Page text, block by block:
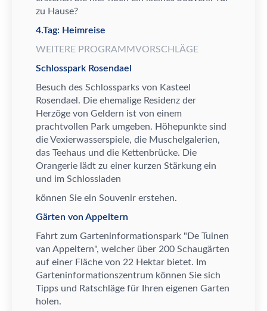
zu Hause?
4.Tag: Heimreise
WEITERE PROGRAMMVORSCHLÄGE
Schlosspark Rosendael
Besuch des Schlossparks von Kasteel
Rosendael. Die ehemalige Residenz der
Herzöge von Geldern ist von einem
prachtvollen Park umgeben. Höhepunkte sind
die Vexierwasserspiele, die Muschelgalerien,
das Teehaus und die Kettenbrücke. Die
Orangerie l ädt zu einer kurzen Stärkung ein
und im Schlossladen
können Sie ein Souvenir erstehen.
Gärten von Appeltern
Fahrt zum Garteninformationspark "De Tuinen
van Appeltern", welcher über 200 Schaugärten
auf einer Fl äche von 22 Hektar bietet. Im
Garteninformationszentrum können Sie sich
Tipps und Ratschl äge für Ihren eigenen Garten
holen.